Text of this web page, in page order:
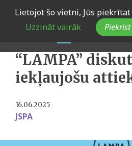
Lietojot šo vietni, Jūs
Uzzināt vairāk
16.06.2025
JSPA
Mēs radām
JSPA sarunu
“LAMPA”
iekļaujošu